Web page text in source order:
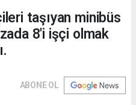
taşıyan minibüs
8'i işçi olmak
ABONE OL